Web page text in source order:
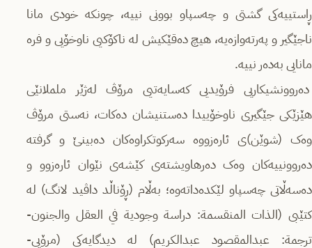
ڕاستییەکی گشتی و چەسپاو بوونی نییە، چونکە خودی مانا
ناجێگیر و پەرتەوازەیە، هیچ دەقێکیش لە ناکۆکیی ناوخۆیی و فرە
مانایی بەدەر نییە.
دەروونشیکاریی فرۆیدیی کەسایەتیی مرۆڤ لەژێر ململانێی
هێزێکی جێگیری ناوخۆییدا دەستنیشان دەکات، نەستی مرۆڤ
وەک (شوێن)ی ئارەزووە سەرکوتکراوەکان دەبینێ و گرفتە
دەروونییەکان وەک دەرهاویشتەی کێشەی نێوان ئارەزوو و
دەسەڵاتی چەسپاو لێکدەداتەوە؛ بەڵام (ڕۆناڵد داڤید لانگ) لە
کتێبی (الذات المنقسمة: دراسة وجودية في العقل والجنون-
ترجمة: عبدالمقصود عبدالکريم) لە دیدگایەکی (مرۆیی-